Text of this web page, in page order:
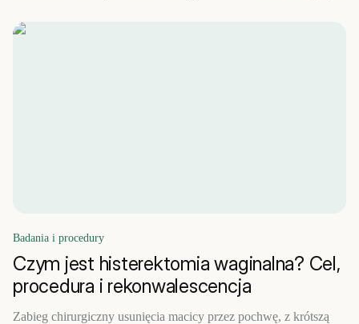
Badania i procedury
Czym jest histerektomia waginalna? Cel,
procedura i rekonwalescencja
Zabieg chirurgiczny usunięcia macicy przez pochwę, z krótszą